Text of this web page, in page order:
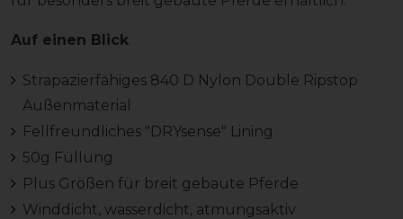
Auf einen Blick
Strapazierfähiges 840 D Nylon Double Ripstop
Außenmaterial
Fellfreundliches "DRYsense" Lining
50g Füllung
Plus Größen für breit gebaute Pferde
Winddicht, wasserdicht, atmungsaktiv